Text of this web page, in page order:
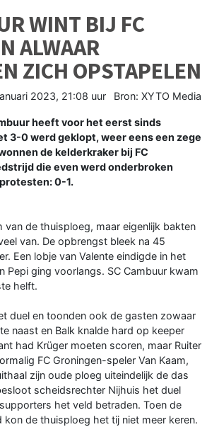
WINT BIJ FC
ALWAAR
ZICH OPSTAPELEN
2023, 21:08 uur Bron: XYTO Media
heeft voor het eerst sinds
3-0 werd geklopt, weer eens een zege
de kelderkraker bij FC
die even werd onderbroken
0-1.
van de thuisploeg, maar eigenlijk bakten
van. De opbrengst bleek na 45
Een lobje van Valente eindigde in het
Pepi ging voorlangs. SC Cambuur kwam
helft.
duel en toonden ook de gasten zowaar
naast en Balk knalde hard op keeper
had Krüger moeten scoren, maar Ruiter
FC Groningen-speler Van Kaam,
zijn oude ploeg uiteindelijk de das
scheidsrechter Nijhuis het duel
het veld betraden. Toen de
kon de thuisploeg het tij niet meer keren.